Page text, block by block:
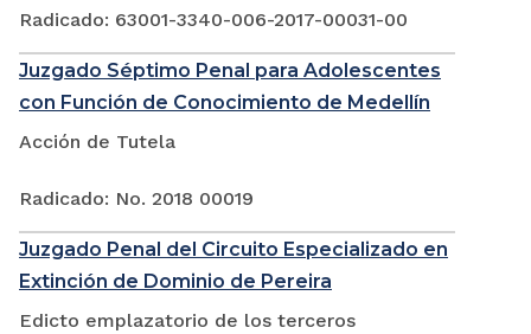
Radicado: 63001-3340-006-2017-00031-00
Juzgado Séptimo Penal para Adolescentes
con Función de Conocimiento de Medellín
Acción de Tutela
Radicado: No. 2018 00019
Juzgado Penal del Circuito Especializado en
Extinción de Dominio de Pereira
Edicto emplazatorio de los terceros